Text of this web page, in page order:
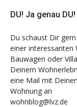
DU! Ja genau DU!
Du schaust Dir
einer interessanten
Bauwagen oder
Deinem
eine Mail mit
Wohnung an
wohnblog@lvz.de